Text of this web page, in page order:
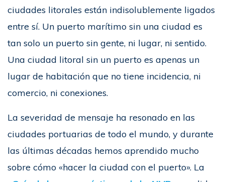
ciudades litorales están indisolublemente ligados
entre sí. Un puerto marítimo sin una ciudad es
tan solo un puerto sin gente, ni lugar, ni sentido.
Una ciudad litoral sin un puerto es apenas un
lugar de habitación que no tiene incidencia, ni
comercio, ni conexiones.
La severidad de mensaje ha resonado en las
ciudades portuarias de todo el mundo, y durante
las últimas décadas hemos aprendido mucho
sobre cómo «hacer la ciudad con el puerto». La